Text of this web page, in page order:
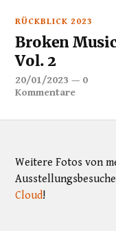
RÜCKBLICK 2023
Broken
Vol. 2
20/01/2023 — 0
Kommentare
Weitere Fotos von
Cloud!